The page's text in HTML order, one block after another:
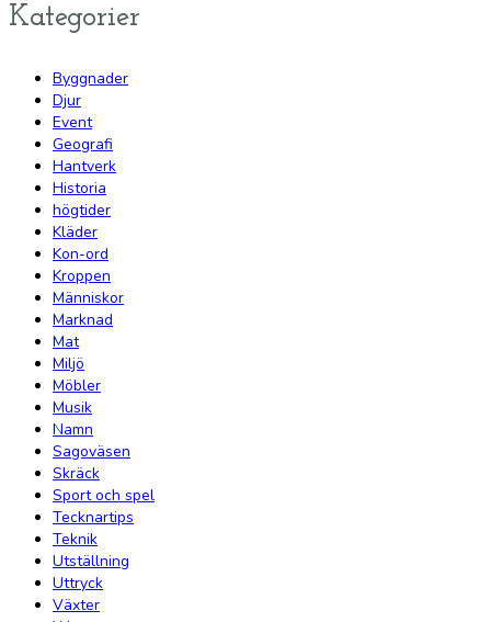
Kategorier
Byggnader
Djur
Event
Geografi
Hantverk
Historia
högtider
Kläder
Kon-ord
Kroppen
Människor
Marknad
Mat
Miljö
Möbler
Musik
Namn
Sagoväsen
Skräck
Sport och spel
Tecknartips
Teknik
Utställning
Uttryck
Växter